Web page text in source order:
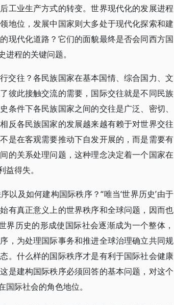
工业生产方式的转变。世界现代化的发展进程
地位，发展中国家则大多处于现代化探索和建
现代化道路？它们的面貌最终是否会同西方国
进程的关键问题。
交往？各民族国家在基本国情、综合国力、文
彼此接触交流的需要，国际交往就是不同民族
条件下各民族国家之间的交往是广泛、密切、
反各民族国家的发展越来越有赖于对世界交往
是在客观需要推动下自发开展的，而是需要有
的关系处理问题，这种理念决定着一个国家在
益得失。
以及如何建构国际秩序？“唯当‘世界历史’由于
有真正意义上的世界秩序和全球问题，因而也
历史的形成使国际社会逐渐成为一个整体，
，为处理国际事务和推进全球治理确立共同规
。什么样的国际秩序才是有利于国际社会健康
是建构国际秩序必须回答的基本问题，对这个
际社会的角色地位。